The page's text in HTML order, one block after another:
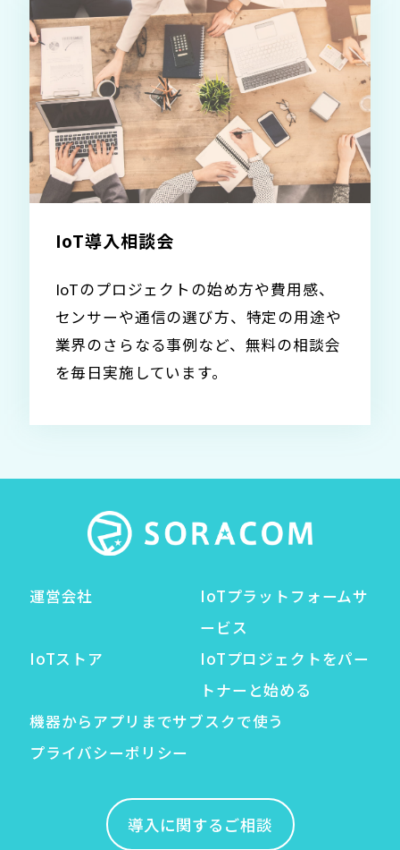
IoT導入相談会
IoTのプロジェクトの始め方や費用感、
センサーや通信の選び方、特定の用途や
業界のさらなる事例など、無料の相談会
を毎日実施しています。
運営会社
IoTプラットフォームサ
ービス
IoTストア
IoTプロジェクトをパー
トナーと始める
機器からアプリまでサブスクで使う
プライバシーポリシー
導入に関するご相談